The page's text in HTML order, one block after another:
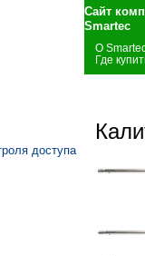
Сайт
Smartec
О
Где
доступа